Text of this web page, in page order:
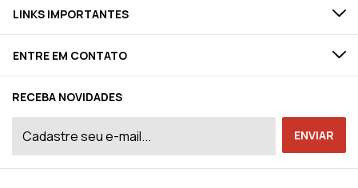
LINKS IMPORTANTES
ENTRE EM CONTATO
RECEBA NOVIDADES